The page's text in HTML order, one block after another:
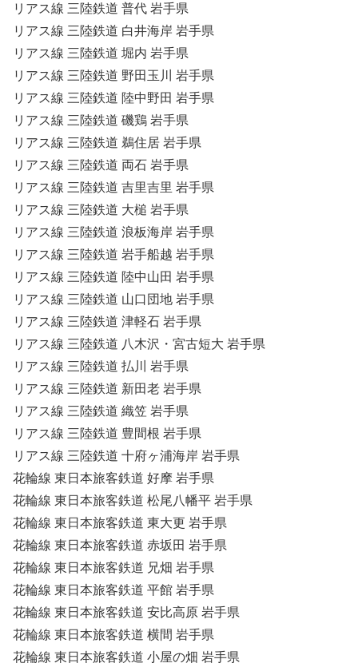
リアス線 三陸鉄道 普代 岩手県
リアス線 三陸鉄道 白井海岸 岩手県
リアス線 三陸鉄道 堀内 岩手県
リアス線 三陸鉄道 野田玉川 岩手県
リアス線 三陸鉄道 陸中野田 岩手県
リアス線 三陸鉄道 磯鶏 岩手県
リアス線 三陸鉄道 鵜住居 岩手県
リアス線 三陸鉄道 両石 岩手県
リアス線 三陸鉄道 吉里吉里 岩手県
リアス線 三陸鉄道 大槌 岩手県
リアス線 三陸鉄道 浪板海岸 岩手県
リアス線 三陸鉄道 岩手船越 岩手県
リアス線 三陸鉄道 陸中山田 岩手県
リアス線 三陸鉄道 山口団地 岩手県
リアス線 三陸鉄道 津軽石 岩手県
リアス線 三陸鉄道 八木沢・宮古短大 岩手県
リアス線 三陸鉄道 払川 岩手県
リアス線 三陸鉄道 新田老 岩手県
リアス線 三陸鉄道 織笠 岩手県
リアス線 三陸鉄道 豊間根 岩手県
リアス線 三陸鉄道 十府ヶ浦海岸 岩手県
花輪線 東日本旅客鉄道 好摩 岩手県
花輪線 東日本旅客鉄道 松尾八幡平 岩手県
花輪線 東日本旅客鉄道 東大更 岩手県
花輪線 東日本旅客鉄道 赤坂田 岩手県
花輪線 東日本旅客鉄道 兄畑 岩手県
花輪線 東日本旅客鉄道 平館 岩手県
花輪線 東日本旅客鉄道 安比高原 岩手県
花輪線 東日本旅客鉄道 横間 岩手県
花輪線 東日本旅客鉄道 小屋の畑 岩手県